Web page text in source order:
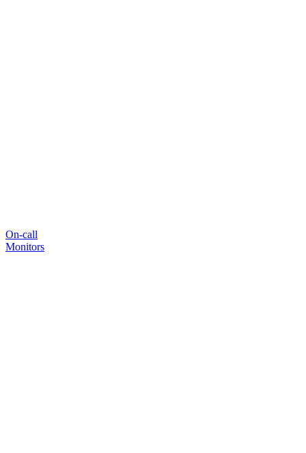
On-call
Monitors